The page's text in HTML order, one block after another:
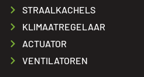
STRAALKACHELS
KLIMAATREGELAAR
ACTUATOR
VENTILATOREN